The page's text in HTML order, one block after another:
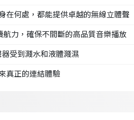
在何處，都能提供卓越的無線立體聲
航力，確保不間斷的高品質音樂播放
器受到濺水和液體濺濕
真正的連結體驗